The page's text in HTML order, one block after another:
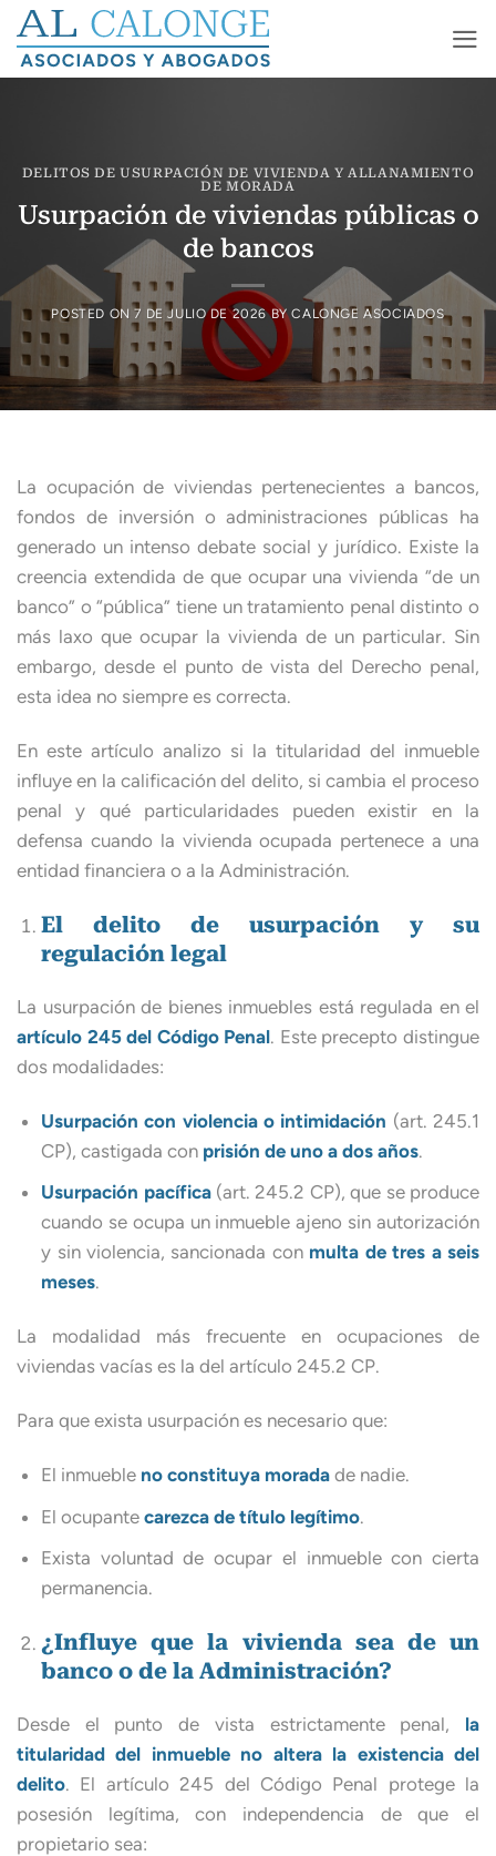
Saltar
contenido
DELITOS DE USURPACIÓN DE VIVIENDA Y ALLANAMIENTO
DE MORADA
Usurpación de viviendas públicas o
de bancos
POSTED ON7 DE JULIO DE 2026 BYCALONGE ASOCIADOS
La ocupación de viviendas pertenecientes a bancos,
fondos de inversión o administraciones públicas ha
generado un intenso debate social y jurídico. Existe la
creencia extendida de que ocupar una vivienda “de un
banco” o “pública” tiene un tratamiento penal distinto o
más laxo que ocupar la vivienda de un particular. Sin
embargo, desde el punto de vista del Derecho penal,
esta idea no siempre es correcta.
En este artículo analizo si la titularidad del inmueble
influye en la calificación del delito, si cambia el proceso
penal y qué particularidades pueden existir en la
defensa cuando la vivienda ocupada pertenece a una
entidad financiera o a la Administración.
El delito de usurpación y su
regulación legal
La usurpación de bienes inmuebles está regulada en el
artículo 245 del Código Penal. Este precepto distingue
dos modalidades:
Usurpación con violencia o intimidación (art. 245.1
CP), castigada con prisión de uno a dos años.
Usurpación pacífica(art. 245.2 CP), que se produce
cuando se ocupa un inmueble ajeno sin autorización
y sin violencia, sancionada con multa de tres a seis
meses.
La modalidad más frecuente en ocupaciones de
viviendas vacías es la del artículo 245.2 CP.
Para que exista usurpación es necesario que:
El inmueble no constituya morada de nadie.
El ocupantecarezca de título legítimo.
Exista voluntad de ocupar el inmueble con cierta
permanencia.
¿Influye que la vivienda sea de un
banco o de la Administración?
Desde el punto de vista estrictamente penal, la
titularidad del inmueble no altera la existencia del
delito. El artículo 245 del Código Penal protege la
posesión legítima, con independencia de que el
propietario sea: